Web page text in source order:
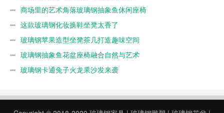
商场里的艺术角落玻璃钢抽象鱼休闲座椅
这款玻璃钢化妆换鞋坐凳太香了
玻璃钢苹果造型坐凳茶几打造趣味空间
玻璃钢抽象鱼花盆座椅融合自然与艺术
玻璃钢卡通兔子火龙果沙发来袭